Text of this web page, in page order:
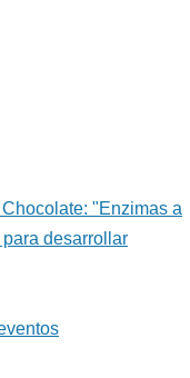
"Enzimas a
desarrollar